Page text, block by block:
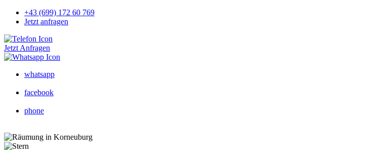
+43 (699) 172 60 769
Jetzt anfragen
Jetzt Anfragen
whatsapp
facebook
phone